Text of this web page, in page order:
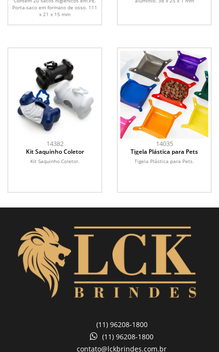
Porta-saco em formato de osso. 111
x 21 x 15 mm
14382
Kit Saquinho Coletor
Kit Saquinho Coletor.
14035
Tigela Plástica para Pets
Tigela Plástica para Pets.
(11) 96208-1800
(11) 96208-1800
contato@lckbrindes.com.br